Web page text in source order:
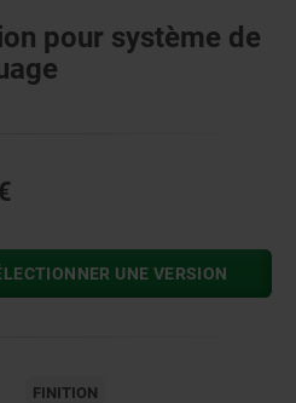
pour système de
UNE VERSION
FINITION